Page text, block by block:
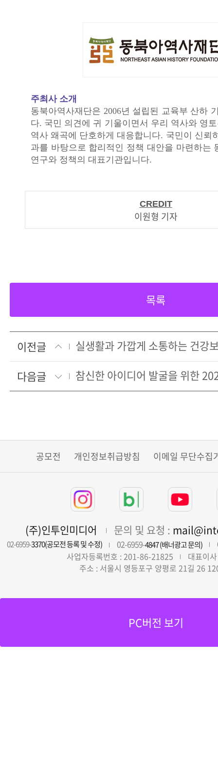
주최사 소개
동북아역사재단은 2006년 설립된 교육부 산하
다. 국민 의견에 귀 기울이면서 우리 역사와 영
역사 왜곡에 단호하게 대응합니다. 국민이 신뢰
과를 바탕으로 합리적인 정책 대안을 마련하는
연구와 정책의 대표기관입니다.
CREDIT
이원형 기자
목록
이전글
다음글
공모전 개인정보취급방침 이메일 무단수집
(주)인투인미디어 문의 및 요청 :
02-6959-3370(공모전 등록 및 수정) 02-6959-4847 (배너광고 문의)
사업자등록번호 : 201-86-21825
대표이
주소 : 서울시 영등포구 양평로 21길 26
PC버전 보기